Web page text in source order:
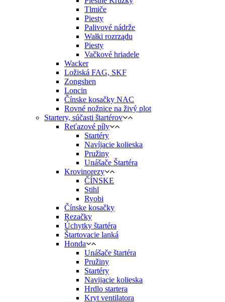
Tlmiče
Piesty
Palivové nádrže
Wałki rozrządu
Piesty
Vačkové hriadele
Wacker
Ložiská FAG, SKF
Zongshen
Loncin
Čínske kosačky NAC
Rovné nožnice na živý plot
Startery, súčasti štartérov
Reťazové píly
Startéry
Navíjacie kolieska
Pružiny
Unášače Štartéra
Krovinorezy
ČÍNSKE
Stihl
Ryobi
Čínske kosačky
Rezačky
Úchytky štartéra
Štartovacie lanká
Honda
Unášače štartéra
Pružiny
Startéry
Navijacie kolieska
Hrdlo startera
Kryt ventilatora